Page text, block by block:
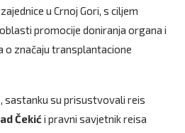
u Crnoj Gori, s ciljem
promocije doniranja organa i
o značaju transplantacione
sastanku su prisustvovali reis
Čekić i pravni savjetnik reisa